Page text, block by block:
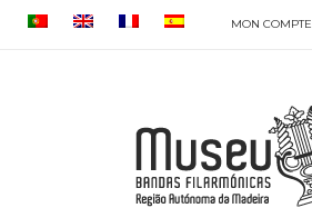
MON COMPTE